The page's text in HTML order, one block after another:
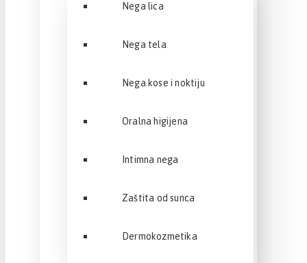
Nega lica
Nega tela
Nega kose i noktiju
Oralna higijena
Intimna nega
Zaštita od sunca
Dermokozmetika